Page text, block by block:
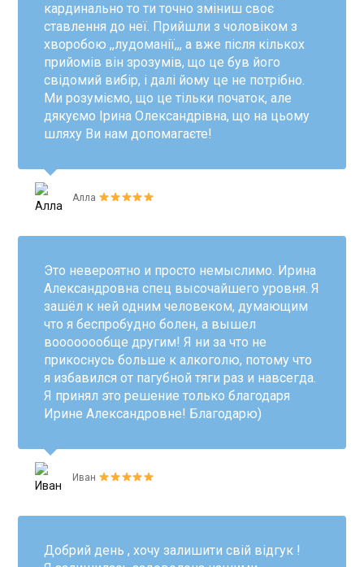
кардинально то ти точно зміниш своє
ставлення до неї. Прийшли з чоловіком з
хворобою ,,лудоманії,,, а вже після кількох
прийомів він зрозумів, що це був його
свідомий вибір, і далі йому це не потрібно.
Ми розуміємо, що це тільки початок, але
дякуємо Ірина Олександрівна, що на цьому
шляху Ви нам допомагаєте!
Алла
Это невероятно и просто немыслимо. Ирина
Александровна спец высочайшего уровня. Я
зашёл к ней одним человеком, думающим
что я беспробудно болен, а вышел
воооооообще другим! Я ни за что не
прикоснусь больше к алкоголю, потому что
я избавился от пагубной тяги раз и навсегда.
Я принял это решение только благодаря
Ирине Александровне! Благодарю)
Иван
Добрий день , хочу залишити свій відгук !